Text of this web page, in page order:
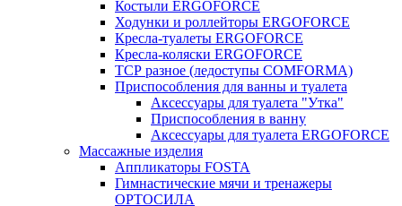
Костыли ERGOFORCE
Ходунки и роллейторы ERGOFORCE
Кресла-туалеты ERGOFORCE
Кресла-коляски ERGOFORCE
ТСР разное (ледоступы COMFORMA)
Приспособления для ванны и туалета
Аксессуары для туалета "Утка"
Приспособления в ванну
Аксессуары для туалета ERGOFORCE
Массажные изделия
Аппликаторы FOSTA
Гимнастические мячи и тренажеры
ОРТОСИЛА